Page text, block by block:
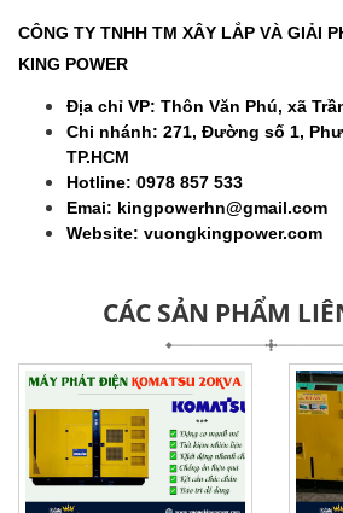
CÔNG TY TNHH TM XÂY LẮP VÀ GIẢI
KING POWER
Địa chỉ VP: Thôn Văn Phú, xã
Chi nhánh: 271, Đường số 1,
TP.HCM
Hotline: 0978 857 533
Emai: kingpowerhn@gmail.com
Website: vuongkingpower.com
CÁC SẢN PHẨM